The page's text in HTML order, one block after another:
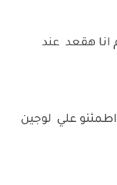
هقعد عند
اطمئنو علي لوجين